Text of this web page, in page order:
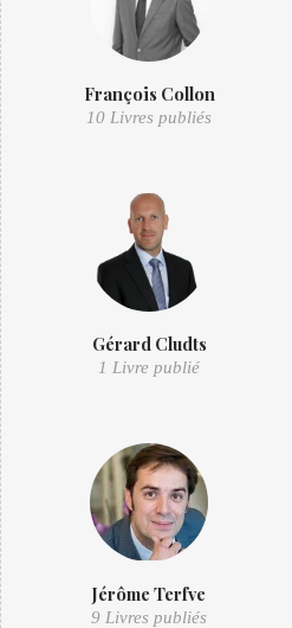
François Collon
10 Livres publiés
Gérard Cludts
1 Livre publié
Jérôme Terfve
9 Livres publiés